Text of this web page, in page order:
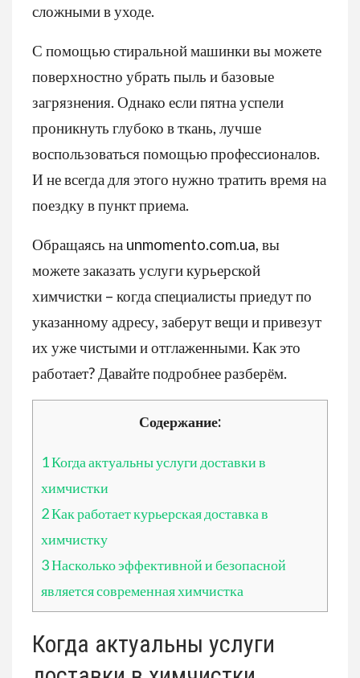
сложными в уходе.
С помощью стиральной машинки вы можете
поверхностно убрать пыль и базовые
загрязнения. Однако если пятна успели
проникнуть глубоко в ткань, лучше
воспользоваться помощью профессионалов.
И не всегда для этого нужно тратить время на
поездку в пункт приема.
Обращаясь на unmomento.com.ua, вы
можете заказать услуги курьерской
химчистки – когда специалисты приедут по
указанному адресу, заберут вещи и привезут
их уже чистыми и отглаженными. Как это
работает? Давайте подробнее разберём.
Содержание:
1Когда актуальны услуги доставки в
химчистки
2Как работает курьерская доставка в
химчистку
3Насколько эффективной и безопасной
является современная химчистка
Когда актуальны услуги